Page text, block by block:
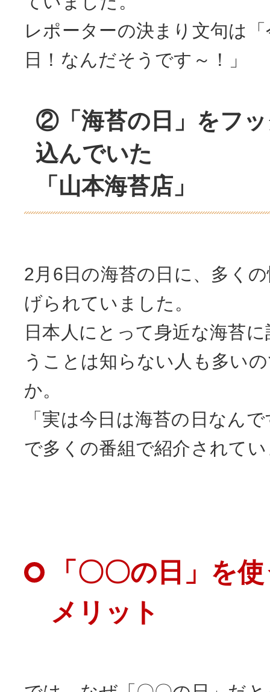
レポーターの決まり文句は
日！なんだそうです～！」
②「海苔の日」をフ
込んでいた
「山本海苔店」
2月6日の海苔の日に、多く
げられていました。
日本人にとって身近な海苔
うことは知らない人も多い
か。
「実は今日は海苔の日なん
で多くの番組で紹介されて
「〇〇の日」を
メリット